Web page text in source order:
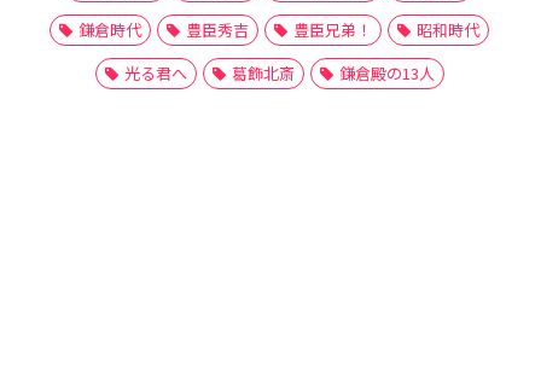
鎌倉時代
豊臣秀吉 豊臣兄弟！
昭和時代
光る君へ
葛飾北斎 鎌倉殿の13人